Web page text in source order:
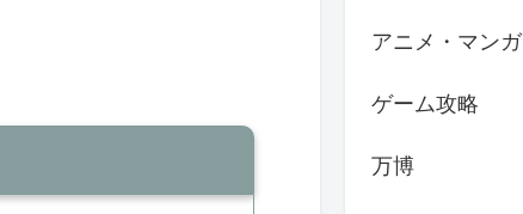
アニメ・マンガ
ゲーム攻略
万博